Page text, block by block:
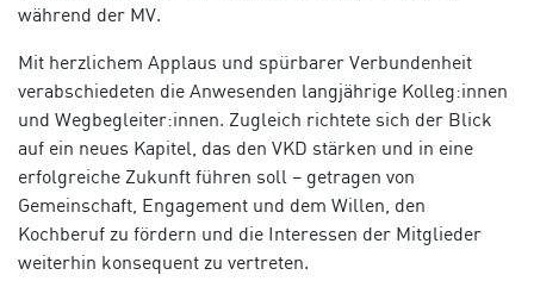
während der MV.
Mit herzlichem Applaus und spürbarer Verbundenheit
verabschiedeten die Anwesenden langjährige Kolleg:innen
und Wegbegleiter:innen. Zugleich richtete sich der Blick
auf ein neues Kapitel, das den VKD stärken und in eine
erfolgreiche Zukunft führen soll – getragen von
Gemeinschaft, Engagement und dem Willen, den
Kochberuf zu fördern und die Interessen der Mitglieder
weiterhin konsequent zu vertreten.